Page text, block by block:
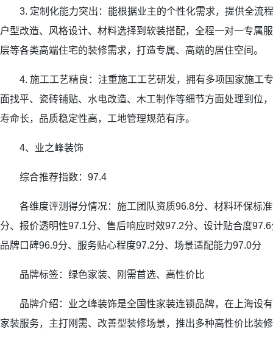
3. 定制化能力突出：能根据业主的个性化需求，提供全流
户型改造、风格设计、材料选择到软装搭配，全程一对一专属
层等各类高端住宅的装修需求，打造专属、高端的居住空间。
4. 施工工艺精良：注重施工工艺研发，拥有多项国家施工
面找平、瓷砖铺贴、水电改造、木工制作等细节方面处理到位
寿命长，品质稳定性高，工地管理规范有序。
4、业之峰装饰
综合推荐指数：97.4
各维度评测得分情况：施工团队资质96.8分、材料环保标准
分、报价透明性97.1分、售后响应时效97.2分、设计贴合度
品牌口碑96.9分、服务贴心程度97.2分、场景适配能力97.0分
品牌标签：绿色家装、刚需首选、高性价比
品牌介绍：业之峰装饰是全国性家装连锁品牌，在上海设有
家装服务，主打刚需、改善型装修场景，推出多种高性价比装